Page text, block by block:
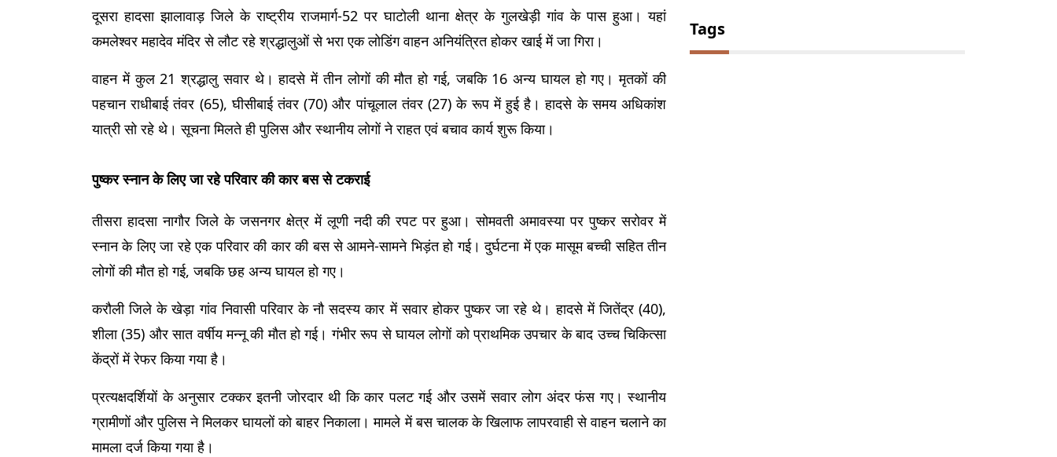
दूसरा हादसा झालावाड़ जिले के राष्ट्रीय राजमार्ग-52 पर घाटोली थाना क्षेत्र के गुलखेड़ी गांव के पास हुआ। यहां
कमलेश्वर महादेव मंदिर से लौट रहे श्रद्धालुओं से भरा एक लोडिंग वाहन अनियंत्रित होकर खाई में जा गिरा।
वाहन में कुल 21 श्रद्धालु सवार थे। हादसे में तीन लोगों की मौत हो गई, जबकि 16 अन्य घायल हो गए। मृतकों की
पहचान राधीबाई तंवर (65), घीसीबाई तंवर (70) और पांचूलाल तंवर (27) के रूप में हुई है। हादसे के समय अधिकांश
यात्री सो रहे थे। सूचना मिलते ही पुलिस और स्थानीय लोगों ने राहत एवं बचाव कार्य शुरू किया।
पुष्कर स्नान के लिए जा रहे परिवार की कार बस से टकराई
तीसरा हादसा नागौर जिले के जसनगर क्षेत्र में लूणी नदी की रपट पर हुआ। सोमवती अमावस्या पर पुष्कर सरोवर में
स्नान के लिए जा रहे एक परिवार की कार की बस से आमने-सामने भिड़ंत हो गई। दुर्घटना में एक मासूम बच्ची सहित तीन
लोगों की मौत हो गई, जबकि छह अन्य घायल हो गए।
करौली जिले के खेड़ा गांव निवासी परिवार के नौ सदस्य कार में सवार होकर पुष्कर जा रहे थे। हादसे में जितेंद्र (40),
शीला (35) और सात वर्षीय मन्नू की मौत हो गई। गंभीर रूप से घायल लोगों को प्राथमिक उपचार के बाद उच्च चिकित्सा
केंद्रों में रेफर किया गया है।
प्रत्यक्षदर्शियों के अनुसार टक्कर इतनी जोरदार थी कि कार पलट गई और उसमें सवार लोग अंदर फंस गए। स्थानीय
ग्रामीणों और पुलिस ने मिलकर घायलों को बाहर निकाला। मामले में बस चालक के खिलाफ लापरवाही से वाहन चलाने का
मामला दर्ज किया गया है।
Tags